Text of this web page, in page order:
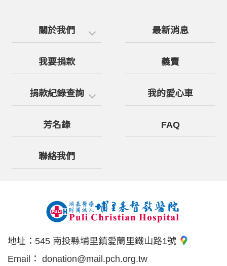
關於我們 最新消息
我要捐款 義賣
捐款紀錄查詢 我的愛心車
芳名錄 FAQ
聯絡我們
地址： 545 南投縣埔里鎮愛蘭里鐵山路1號
Email： donation@mail.pch.org.tw